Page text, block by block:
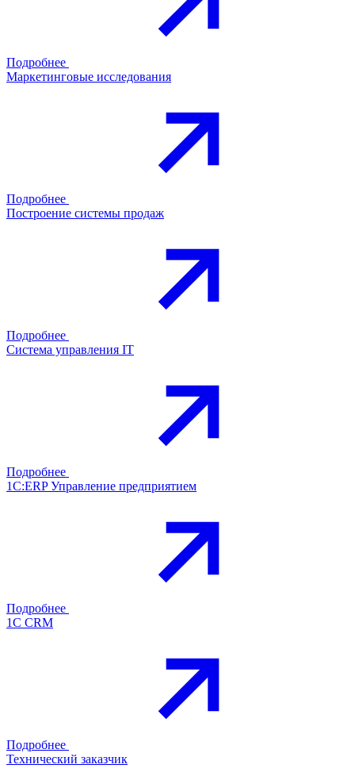
Подробнее
Маркетинговые исследования
Подробнее
Построение системы продаж
Подробнее
Система управления IT
Подробнее
1С:ERP Управление предприятием
Подробнее
1С CRM
Подробнее
Технический заказчик